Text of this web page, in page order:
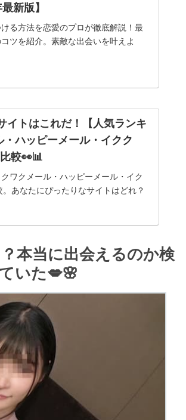
新版】
る方法を恋愛のプロが徹底解説！最
ツを紹介。素敵な出会いを叶えよ
イトはこれだ！【人気ランキ
ハッピーメール・イクク
較👀📊
ワクメール・ハッピーメール・イク
あなたにぴったりなサイトはどれ？
本当に出会えるのか検
いた💋🌸